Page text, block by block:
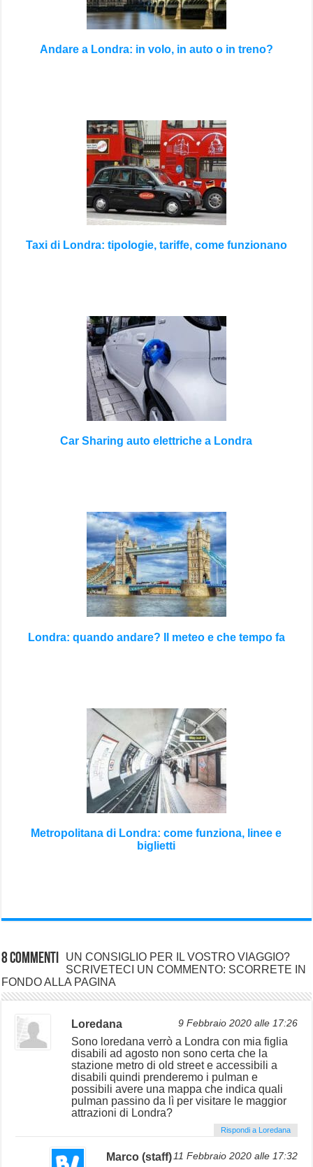
Andare a Londra: in volo, in auto o in treno?
Taxi di Londra: tipologie, tariffe, come funzionano
Car Sharing auto elettriche a Londra
Londra: quando andare? Il meteo e che tempo fa
Metropolitana di Londra: come funziona, linee e
biglietti
8 commenti
UN CONSIGLIO PER IL VOSTRO VIAGGIO?
SCRIVETECI UN COMMENTO: SCORRETE IN
FONDO ALLA PAGINA
Loredana 9 Febbraio 2020 alle 17:26
Sono loredana verrò a Londra con mia figlia
disabili ad agosto non sono certa che la
stazione metro di old street e accessibili a
disabili quindi prenderemo i pulman e
possibili avere una mappa che indica quali
pulman passino da lì per visitare le maggior
attrazioni di Londra?
Rispondi a Loredana
Marco (staff) 11 Febbraio 2020 alle 17:32